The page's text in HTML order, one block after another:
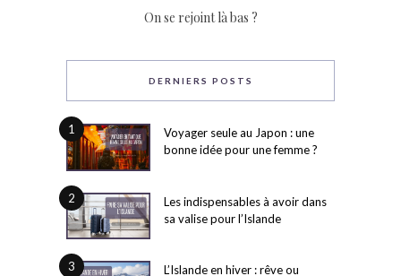
On se rejoint là bas ?
DERNIERS POSTS
1
Voyager seule au Japon : une
bonne idée pour une femme ?
2
Les indispensables à avoir dans
sa valise pour l’Islande
3 L’Islande en hiver : rêve ou